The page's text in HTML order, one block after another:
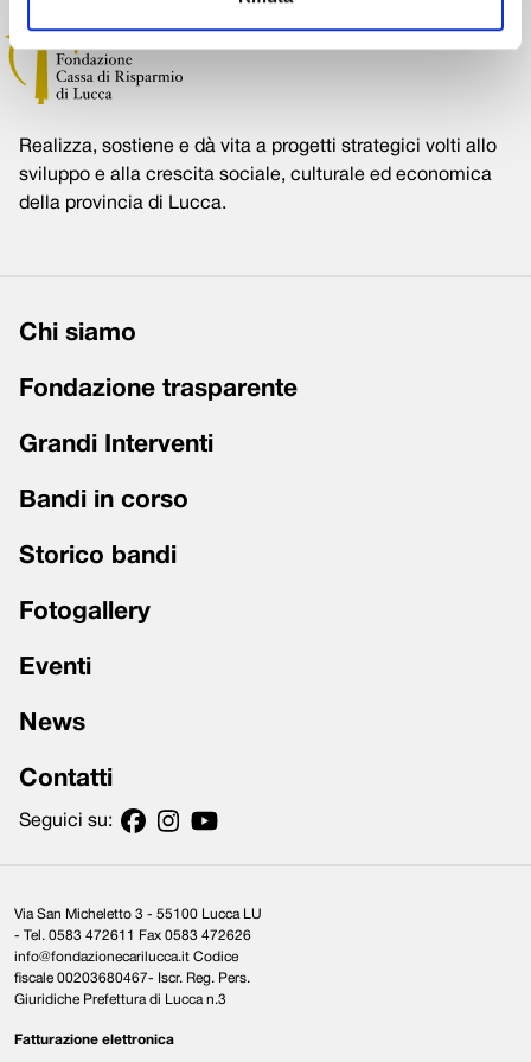
Realizza, sostiene e dà vita a progetti strategici volti allo
sviluppo e alla crescita sociale, culturale ed economica
della provincia di Lucca.
Chi siamo
Fondazione trasparente
Grandi Interventi
Bandi in corso
Storico bandi
Fotogallery
Eventi
News
Contatti
Seguici su:
Via San Micheletto 3 - 55100 Lucca LU
- Tel. 0583 472611 Fax 0583 472626
info@fondazionecarilucca.it Codice
fiscale 00203680467- Iscr. Reg. Pers.
Giuridiche Prefettura di Lucca n.3
Fatturazione elettronica